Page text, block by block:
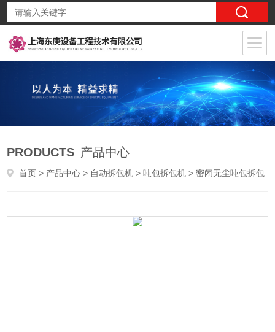
PRODUCTS 产品中心
首页 > 产品中心 > 自动拆包机 >吨包拆包机 > 密闭无尘吨包拆包机产品特点